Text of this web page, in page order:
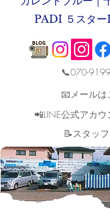
PADI ５スター
📞070-
📧メールは
📲LINE公式アカ
​📝スタッ